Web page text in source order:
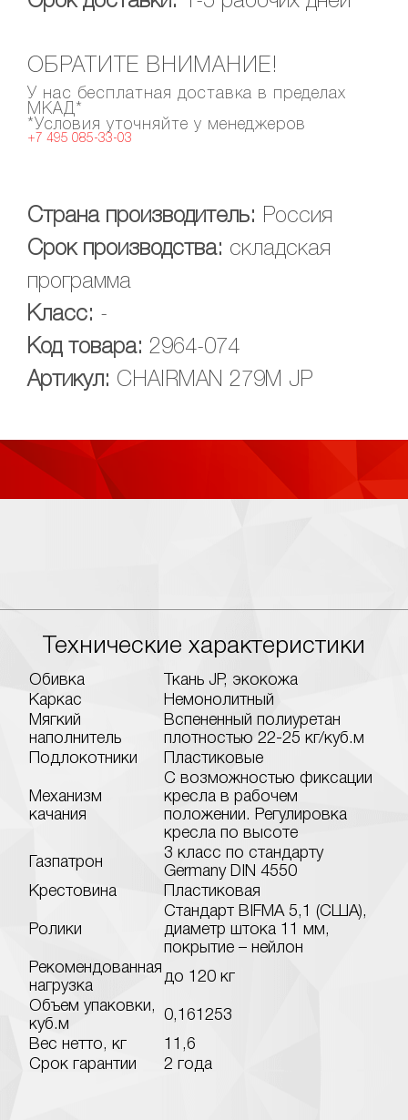
ОБРАТИТЕ ВНИМАНИЕ!
У нас бесплатная доставка в пределах
МКАД*
*Условия уточняйте у менеджеров
+7 495 085-33-03
Страна производитель: Россия
Срок производства: складская
программа
Класс: -
Код товара: 2964-074
Артикул: CHAIRMAN 279M JP
Технические характеристики
Обивка
Ткань JP, экокожа
Каркас
Немонолитный
Мягкий
наполнитель
Вспененный полиуретан
плотностью 22-25 кг/куб.м
Подлокотники
Пластиковые
Механизм
качания
С возможностью фиксации
кресла в рабочем
положении. Регулировка
кресла по высоте
Газпатрон
3 класс по стандарту
Germany DIN 4550
Крестовина
Пластиковая
Ролики
Стандарт BIFMA 5,1 (США),
диаметр штока 11 мм,
покрытие – нейлон
Рекомендованная
нагрузка
до 120 кг
Объем упаковки,
куб.м
0,161253
Вес нетто, кг
11,6
Срок гарантии
2 года